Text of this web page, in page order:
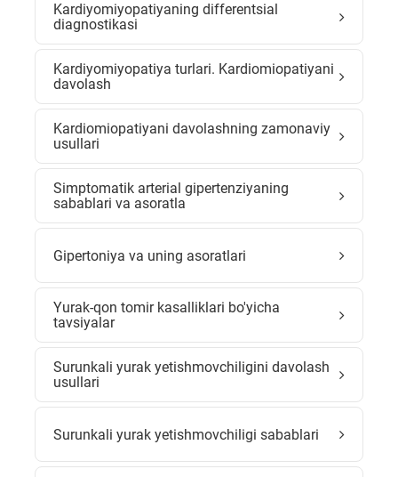
Kardiyomiyopatiyaning differentsial
diagnostikasi
Kardiyomiyopatiya turlari. Kardiomiopatiyani
davolash
Kardiomiopatiyani davolashning zamonaviy
usullari
Simptomatik arterial gipertenziyaning
sabablari va asoratla
Gipertoniya va uning asoratlari
Yurak-qon tomir kasalliklari bo'yicha
tavsiyalar
Surunkali yurak yetishmovchiligini davolash
usullari
Surunkali yurak yetishmovchiligi sabablari